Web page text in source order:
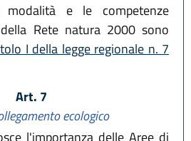
e le competenze
Rete natura 2000 sono
I della legge regionale n. 7
Art. 7
ecologico
l'importanza delle Aree di